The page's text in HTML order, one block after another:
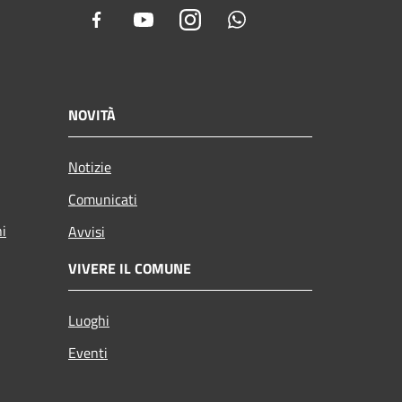
Facebook YoutubeInstagram
NOVITÀ
Notizie
Comunicati
Avvisi
VIVERE IL COMUNE
Luoghi
Eventi